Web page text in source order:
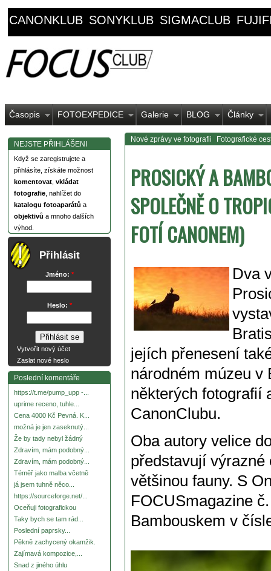
CANONKLUB SONYKLUB SIGMACLUB
Časopis FOTOEXPEDICE Galerie BLOG Články
NEJSTE PŘIHLÁŠENI
Když se zaregistrujete a
přihlásíte, získáte možnost
komentovat vkládat
fotografie , nahlížet do
katalogu fotoaparátů a
objektivů a mnoho dalších
výhod.
Přihlásit
Jméno: *
Heslo: *
Vytvořit nový účet
Zaslat nové heslo
Poslední komentáře
https://t.me/pump_upp -...
uprime receno, tuhle...
Cena 4000 Kč Pevná. K...
možná je jen zaseknutý...
Že by tady nebyl žádný
Zdravím, mám podobný...
Zdravím, mám podobný...
Téměř jako malba včetně
já jsem tuhně něco...
https://sourceforge.net/...
Oceňuji fotografickou
Taky bych se tam rád...
Poslední paprsky...
Pěkně zachycený okamžik.
Zajímavá kompozice,...
Snad z jiného úhlu
Nové zprávy ve fotografii Fotografické
PROSICKÝ A
SPOLEČNĚ O
FOTÍ CANONEM)
Dva
jejích přenesení
národném múzeu v
některých fotografií
CanonClubu.
Oba autory velice
představují výrazné
většinou fauny. S
FOCUSmagazine
Bambouskem v